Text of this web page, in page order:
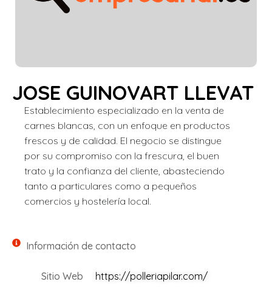
JOSE GUINOVART LLEVAT
Establecimiento especializado en la venta de
carnes blancas, con un enfoque en productos
frescos y de calidad. El negocio se distingue
por su compromiso con la frescura, el buen
trato y la confianza del cliente, abasteciendo
tanto a particulares como a pequeños
comercios y hostelería local.
Información de contacto
Sitio Web https://polleriapilar.com/